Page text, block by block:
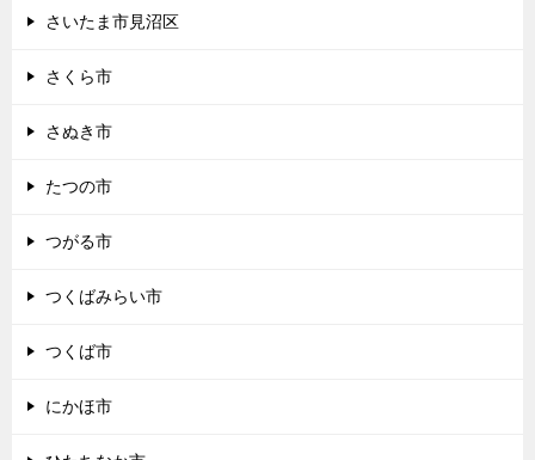
さいたま市見沼区
さくら市
さぬき市
たつの市
つがる市
つくばみらい市
つくば市
にかほ市